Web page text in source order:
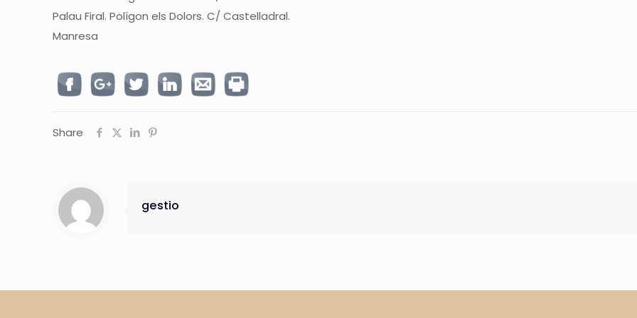
Palau Firal. Polígon els Dolors. C/ Castelladral.
Manresa
Share
gestio